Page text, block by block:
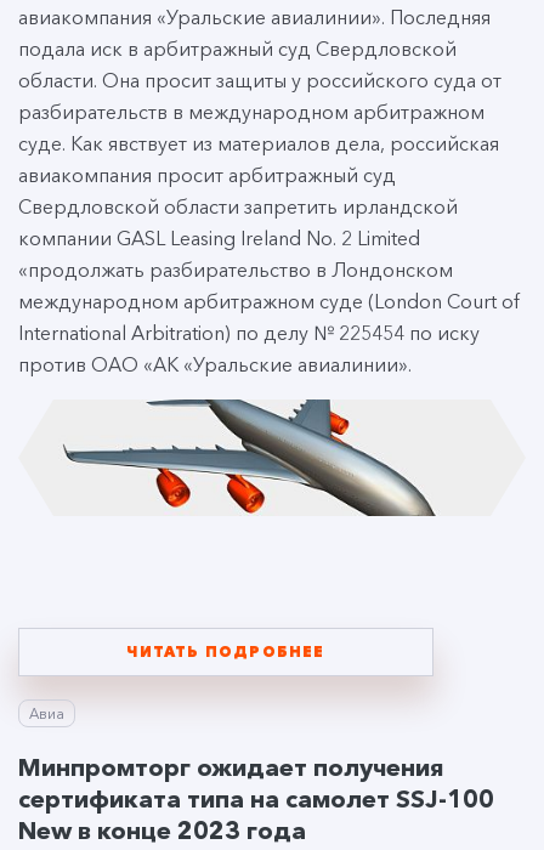
авиакомпания «Уральские авиалинии». Последняя
подала иск в арбитражный суд Свердловской
области. Она просит защиты у российского суда от
разбирательств в международном арбитражном
суде. Как явствует из материалов дела, российская
авиакомпания просит арбитражный суд
Свердловской области запретить ирландской
компании GASL Leasing Ireland No. 2 Limited
«продолжать разбирательство в Лондонском
международном арбитражном суде (London Court of
International Arbitration) по делу № 225454 по иску
против ОАО «АК «Уральские авиалинии».
ЧИТАТЬ ПОДРОБНЕЕ
Авиа
Минпромторг ожидает получения
сертификата типа на самолет SSJ-100
New в конце 2023 года